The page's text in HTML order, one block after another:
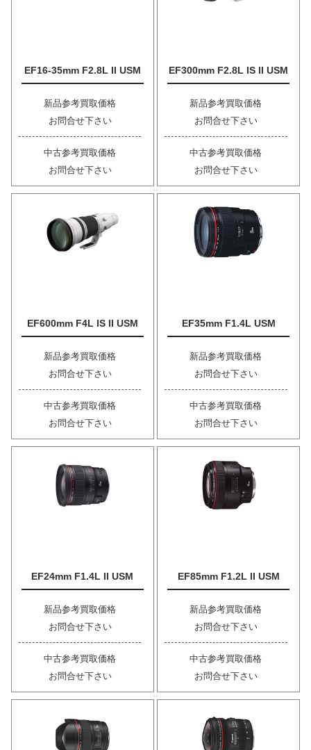
EF16-35mm F2.8L II USM
新品参考買取価格
お問合せ下さい
中古参考買取価格
お問合せ下さい
EF300mm F2.8L IS II USM
新品参考買取価格
お問合せ下さい
中古参考買取価格
お問合せ下さい
EF600mm F4L IS II USM
新品参考買取価格
お問合せ下さい
中古参考買取価格
お問合せ下さい
EF35mm F1.4L USM
新品参考買取価格
お問合せ下さい
中古参考買取価格
お問合せ下さい
EF24mm F1.4L II USM
新品参考買取価格
お問合せ下さい
中古参考買取価格
お問合せ下さい
EF85mm F1.2L II USM
新品参考買取価格
お問合せ下さい
中古参考買取価格
お問合せ下さい